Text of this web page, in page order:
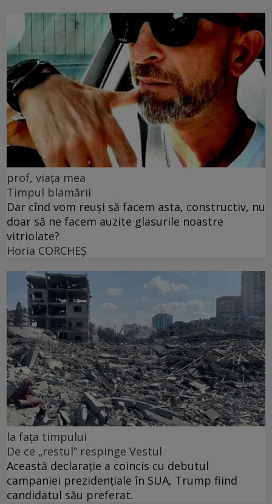
prof, viața mea
Timpul blamării
Dar cînd vom reuși să facem asta, constructiv, nu
doar să ne facem auzite glasurile noastre
vitriolate?
Horia CORCHEŞ
la fața timpului
De ce „restul” respinge Vestul
Această declarație a coincis cu debutul
campaniei prezidențiale în SUA, Trump fiind
candidatul său preferat.